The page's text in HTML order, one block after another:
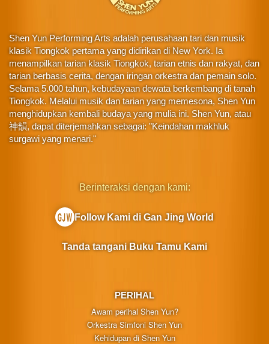
Shen Yun Performing Arts adalah perusahaan tari dan musik
klasik Tiongkok pertama yang didirikan di New York. Ia
menampilkan tarian klasik Tiongkok, tarian etnis dan rakyat, dan
tarian berbasis cerita, dengan iringan orkestra dan pemain solo.
Selama 5.000 tahun, kebudayaan dewata berkembang di tanah
Tiongkok. Melalui musik dan tarian yang memesona, Shen Yun
menghidupkan kembali budaya yang mulia ini. Shen Yun, atau
神韻, dapat diterjemahkan sebagai: "Keindahan makhluk
surgawi yang menari."
PERIHAL
Awam perihal Shen Yun?
Orkestra Simfoni Shen Yun
Kehidupan di Shen Yun
Berinteraksi dengan kami:
Follow Kami di Gan Jing World
Tanda tangani Buku Tamu Kami